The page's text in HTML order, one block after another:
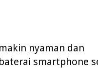
nyaman dan
smartphone